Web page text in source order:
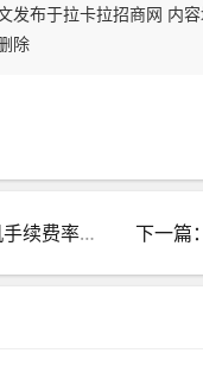
发布于拉卡拉招商网 内
除
上一篇：pos机手续费率变高了怎么办_pos机费率自己涨